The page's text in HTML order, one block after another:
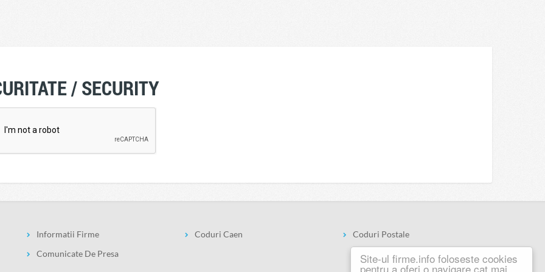
Site-ul firme.info foloseste cookies
pentru a oferi o navigare cat mai
/ SECURITY
Informatii Firme
Comunicate De Presa
Coduri Caen Coduri Postale